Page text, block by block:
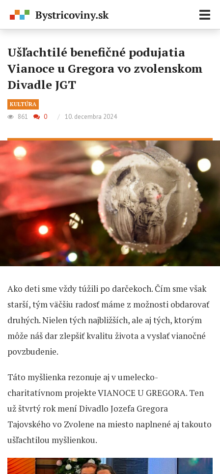
Ušľachtilé benefičné podujatia
Vianoce u Gregora vo zvolenskom
Divadle JGT
KULTÚRA
861 0 / 10. decembra 2024
Ako deti sme vždy túžili po darčekoch. Čím sme však
starší, tým väčšiu radosť máme z možnosti obdarovať
druhých. Nielen tých najbližších, ale aj tých, ktorým
môže náš dar zlepšiť kvalitu života a vyslať vianočné
povzbudenie.
Táto myšlienka rezonuje aj v umelecko-
charitatívnom projekte VIANOCE U GREGORA. Ten
už štvrtý rok mení Divadlo Jozefa Gregora
Tajovského vo Zvolene na miesto naplnené aj takouto
ušľachtilou myšlienkou.